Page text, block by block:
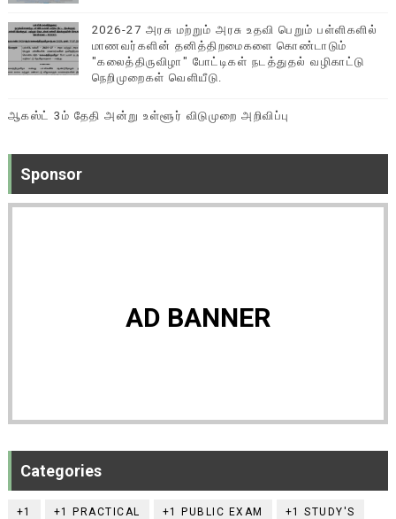
2026-27 அரசு மற்றும் அரசு உதவி பெறும் பள்ளிகளில்
மாணவர்களின் தனித்திறமைகளை கொண்டாடும்
"கலைத்திருவிழா" போட்டிகள் நடத்துதல் வழிகாட்டு
நெறிமுறைகள் வெளியீடு.
ஆகஸ்ட் 3ம் தேதி அன்று உள்ளூர் விடுமுறை அறிவிப்பு
Sponsor
AD BANNER
Categories
+1 +1 PRACTICAL +1 PUBLIC EXAM +1 STUDY'S